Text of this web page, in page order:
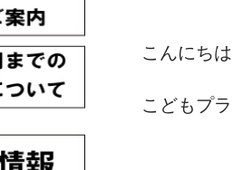
こんにち
こどもプ